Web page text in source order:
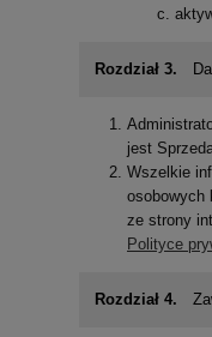
Rozdział 3.
jest
Wszelkie
osobowych
ze strony
Polityce
Rozdział 4.